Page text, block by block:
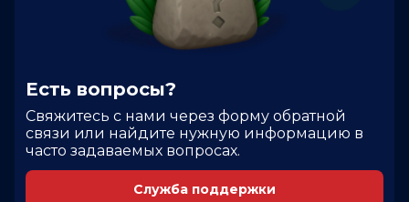
Есть вопросы?
Cвяжитесь с нами через форму обратной
связи или найдите нужную информацию в
часто задаваемых вопросах.
Служба поддержки